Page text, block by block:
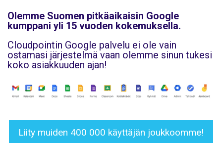
Olemme Suomen pitkäaikaisin Google
kumppani yli 15 vuoden kokemuksella.
Cloudpointin Google palvelu ei ole vain
ostamasi järjestelmä vaan olemme sinun tukesi
koko asiakkuuden ajan!
Liity muiden 400 000 käyttäjän joukkoomme!